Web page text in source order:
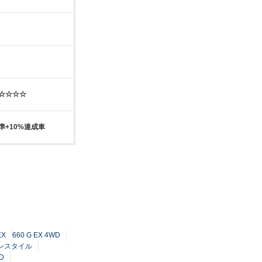
+10%達成車
660 G EX 4WD
スタイル